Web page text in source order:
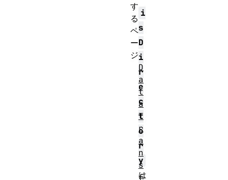
i
s
D
i
r
e
c
t
o
r
y
は
す
る
ペ
ー
ジ
D
a
t
a
T
r
a
n
s
f